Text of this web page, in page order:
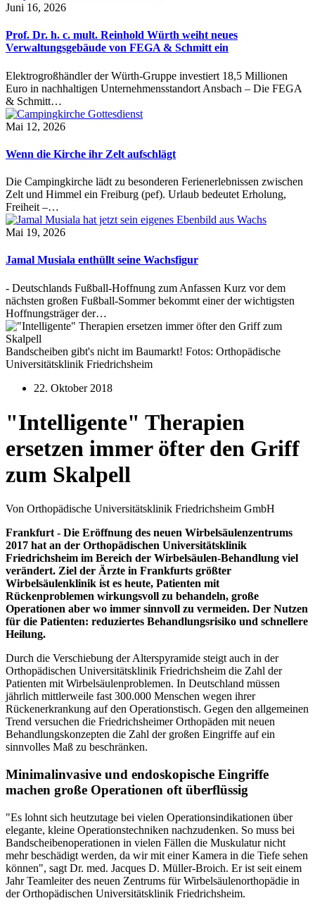
Juni 16, 2026
Prof. Dr. h. c. mult. Reinhold Würth weiht neues
Verwaltungsgebäude von FEGA & Schmitt ein
Elektrogroßhändler der Würth-Gruppe investiert 18,5 Millionen
Euro in nachhaltigen Unternehmensstandort Ansbach – Die FEGA
& Schmitt…
Mai 12, 2026
Wenn die Kirche ihr Zelt aufschlägt
Die Campingkirche lädt zu besonderen Ferienerlebnissen zwischen
Zelt und Himmel ein Freiburg (pef). Urlaub bedeutet Erholung,
Freiheit –…
Mai 19, 2026
Jamal Musiala enthüllt seine Wachsfigur
- Deutschlands Fußball-Hoffnung zum Anfassen Kurz vor dem
nächsten großen Fußball-Sommer bekommt einer der wichtigsten
Hoffnungsträger der…
Bandscheiben gibt's nicht im Baumarkt! Fotos: Orthopädische
Universitätsklinik Friedrichsheim
22. Oktober 2018
"Intelligente" Therapien
ersetzen immer öfter den Griff
zum Skalpell
Von Orthopädische Universitätsklinik Friedrichsheim GmbH
Frankfurt - Die Eröffnung des neuen Wirbelsäulenzentrums
2017 hat an der Orthopädischen Universitätsklinik
Friedrichsheim im Bereich der Wirbelsäulen-Behandlung viel
verändert. Ziel der Ärzte in Frankfurts größter
Wirbelsäulenklinik ist es heute, Patienten mit
Rückenproblemen wirkungsvoll zu behandeln, große
Operationen aber wo immer sinnvoll zu vermeiden. Der Nutzen
für die Patienten: reduziertes Behandlungsrisiko und schnellere
Heilung.
Durch die Verschiebung der Alterspyramide steigt auch in der
Orthopädischen Universitätsklinik Friedrichsheim die Zahl der
Patienten mit Wirbelsäulenproblemen. In Deutschland müssen
jährlich mittlerweile fast 300.000 Menschen wegen ihrer
Rückenerkrankung auf den Operationstisch. Gegen den allgemeinen
Trend versuchen die Friedrichsheimer Orthopäden mit neuen
Behandlungskonzepten die Zahl der großen Eingriffe auf ein
sinnvolles Maß zu beschränken.
Minimalinvasive und endoskopische Eingriffe
machen große Operationen oft überflüssig
"Es lohnt sich heutzutage bei vielen Operationsindikationen über
elegante, kleine Operationstechniken nachzudenken. So muss bei
Bandscheibenoperationen in vielen Fällen die Muskulatur nicht
mehr beschädigt werden, da wir mit einer Kamera in die Tiefe sehen
können", sagt Dr. med. Jacques D. Müller-Broich. Er ist seit einem
Jahr Teamleiter des neuen Zentrums für Wirbelsäulenorthopädie in
der Orthopädischen Universitätsklinik Friedrichsheim.